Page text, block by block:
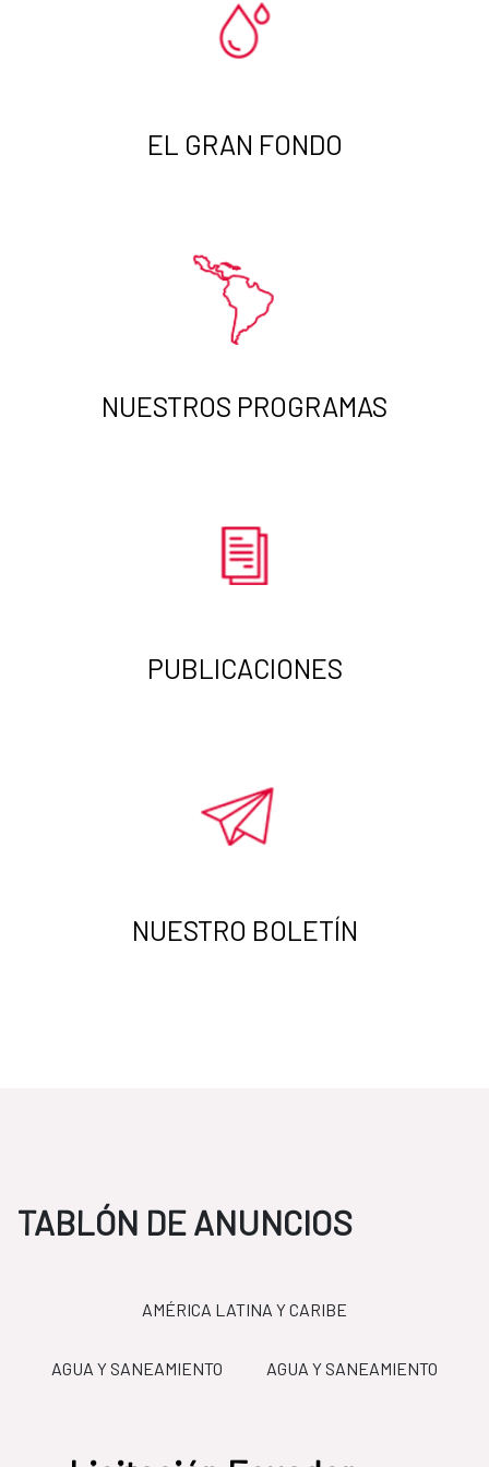
EL GRAN FONDO
NUESTROS PROGRAMAS
PUBLICACIONES
NUESTRO BOLETÍN
TABLÓN DE ANUNCIOS
AMÉRICA LATINA Y CARIBE
AGUA Y SANEAMIENTO AGUA Y SANEAMIENTO